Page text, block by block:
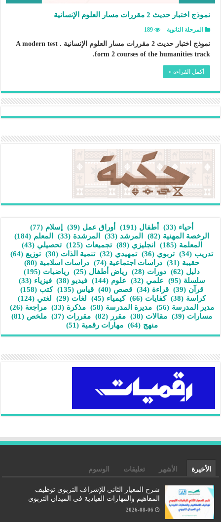
نموذج اختبار حديث 2 مقررات مسار العلوم الإنسانية
المرحلة الثانوية 189
نموذج اختبار حديث 2 مقررات مسار العلوم الإنسانية . A modern test
form 2 courses of the humanities track.
أكمل القراءة »
أحياء (33) أطفال (191) أوراق عمل (39) إسلام (77)
الرخصة المهنية (82) المرشد (33) المرشدة (33) المعلم (184)
المعلمة (185) انجليزي (89) تجميعات (125) تحصيلي (43)
تدريب (34) تربوي (36) تمهيدي (32) تنمية الذات (30) توزيع (64)
حقيبة (31) دراسات اجتماعية (74) دراسات اسلامية (80)
دليل (62) دورات (28) رياض أطفال (25) رياضيات (195)
سلسلة (95) علمي (32) علوم (144) فيديو (38) فيزياء (33)
قرآن (39) قراءة (34) قصص (40) قياس (135) كتب (158)
كراسة (38) كفايات (66) كيمياء (45) لغات (29) لغتي (124)
مدير المدرسة (56) مديرة المدرسة (58) مذكرة (33) مراجعة (26)
مسارات (39) مقالات (38) مقرر (82) مقررات (37) ملخص (81)
منهج (64) مهارات رقمية (51)
الأخيرة الأشهر تعليقات الوسوم
شرح المعيار الثاني للإشراف التربوي توظيف
المفاهيم والمهارات القيادية في الميدان التربوي
2026-08-06